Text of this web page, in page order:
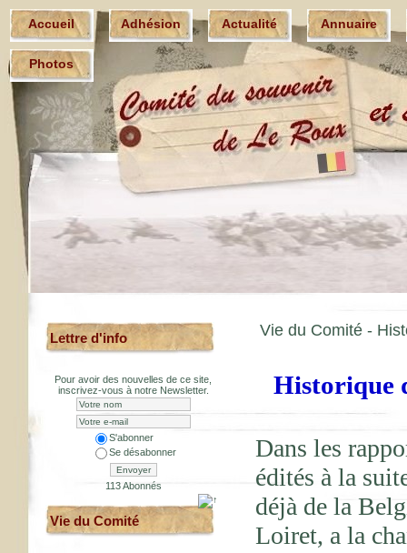
Accueil Adhésion Actualité Annuaire
Photos
Lettre d'info
Pour avoir des nouvelles de ce site,
inscrivez-vous à notre Newsletter.
S'abonner
Se désabonner
Envoyer
113 Abonnés
Vie du Comité
Vie du Comité -
Historique
Dans les
édités à la
déjà de la
Loiret, a la